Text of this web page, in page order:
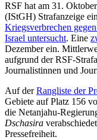
RSF hat am 31.
(IStGH) Strafanzeige
Kriegsverbrechen
Israel untersucht. Eine
Dezember ein.
aufgrund der RSF-
Journalistinnen und
Auf derRangliste der
Gebiete auf Platz 156
die Netanjahu-
Dschasira
Pressefreiheit.